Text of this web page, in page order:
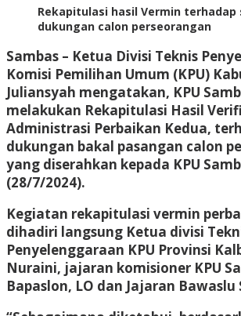
Rekapitulasi hasil Vermin terhadap
dukungan calon perseorangan
Sambas – Ketua Divisi Teknis
Komisi Pemilihan Umum (KPU)
Juliansyah mengatakan, KPU
melakukan Rekapitulasi Hasil
Administrasi Perbaikan Kedua,
dukungan bakal pasangan calon
yang diserahkan kepada KPU
(28/7/2024).
Kegiatan rekapitulasi vermin
dihadiri langsung Ketua divisi
Penyelenggaraan KPU Provinsi
Nuraini, jajaran komisioner KPU
Bapaslon, LO dan Jajaran Bawaslu